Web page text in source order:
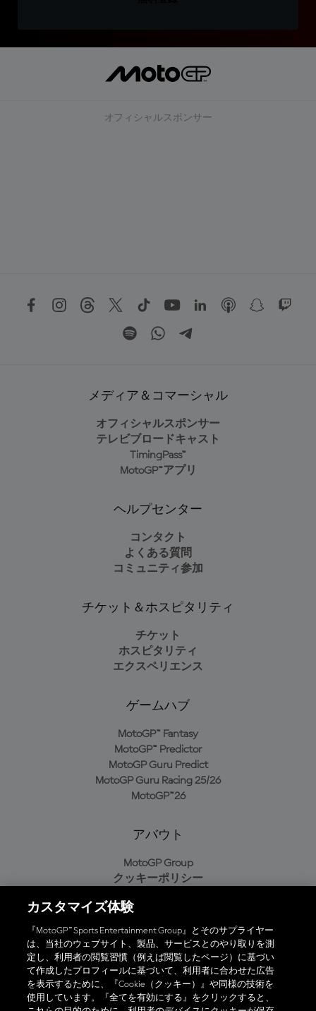
オフィシャルスポンサー
メディア＆コマーシャル
オフィシャルスポンサー
テレビブロードキャスト
TimingPass™
MotoGP™アプリ
ヘルプセンター
コンタクト
よくある質問
コミュニティ参加
チケット＆ホスピタリティ
チケット
ホスピタリティ
エクスペリエンス
ゲームハブ
MotoGP™ Fantasy
MotoGP™ Predictor
MotoGP Guru Predict
MotoGP Guru Racing 25/26
MotoGP™26
アバウト
MotoGP Group
クッキーポリシー
プライバシーポリシー
購入ポリシー
オフィシャルアプリ
カスタマイズ体験
『MotoGP™ Sports Entertainment Group』とそのサプライヤー
は、当社のウェブサイト、製品、サービスとのやり取りを測
定し、利用者の閲覧習慣（例えば閲覧したページ）に基づい
て作成したプロフィールに基づいて、利用者に合わせた広告
を表示するために、『Cookie（クッキー）』や同様の技術を
使用しています。『全てを有効にする』をクリックすると、